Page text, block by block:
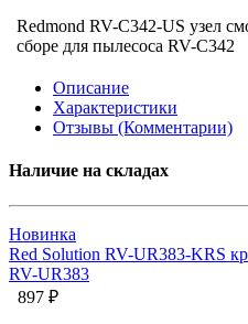
Redmond RV-C342-US узел
сборе для пылесоса RV-C342
Описание
Характеристики
Отзывы (Комментарии)
Наличие на складах
Новинка
Red Solution RV-UR383-KRS
RV-UR383
897 ₽